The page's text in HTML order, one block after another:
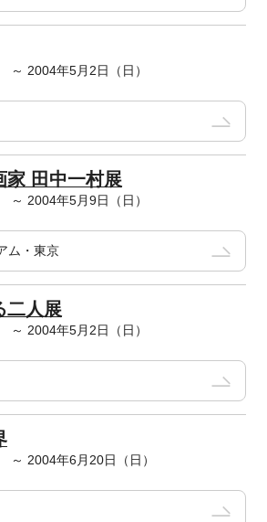
～ 2004年5月2日（日）
家 田中一村展
～ 2004年5月9日（日）
ム・東京
二人展
～ 2004年5月2日（日）
～ 2004年6月20日（日）